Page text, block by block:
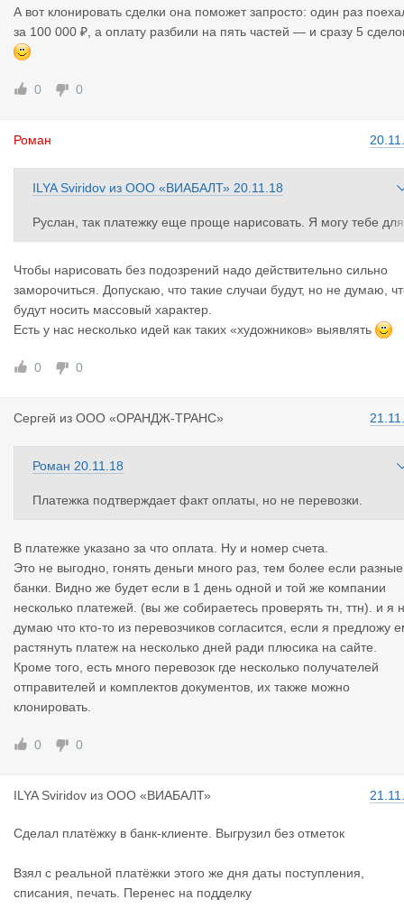
А вот клонировать сделки она поможет запросто: один раз
за 100 000 ₽, а оплату разбили на пять частей — и сразу 5
0 0
Роман
ILYA Sviridov из ООО «ВИАБАЛТ» 20.11.18
Руслан, так платежку еще проще нарисовать. Я могу тебе для
поднятия рейтинга хоть 2 млрд в неделю отправлять. Но и ты
Чтобы нарисовать без подозрений надо действительно сильно
заморочиться. Допускаю, что такие случаи будут, но не думаю,
будут носить массовый характер.
Есть у нас несколько идей как таких «художников» выявлять
0 0
Сергей из ООО «ОРАНДЖ-ТРАНС»
Роман 20.11.18
Платежка подтверждает факт оплаты, но не перевозки.
5 сделок
В платежке указано за что оплата. Ну и номер счета.
Это не выгодно, гонять деньги много раз, тем более если разные
банки. Видно же будет если в 1 день одной и той же компании
несколько платежей. (вы же собираетесь проверять тн, ттн). и я
думаю что кто-то из перевозчиков согласится, если я предложу
растянуть платеж на несколько дней ради плюсика на сайте.
Кроме того, есть много перевозок где несколько получателей
отправителей и комплектов документов, их также можно
клонировать.
0 0
ILYA Sviridov из ООО «ВИАБАЛТ»
Сделал платёжку в банк-клиенте. Выгрузил без отметок
Взял с реальной платёжки этого же дня даты поступления,
списания, печать. Перенес на подделку